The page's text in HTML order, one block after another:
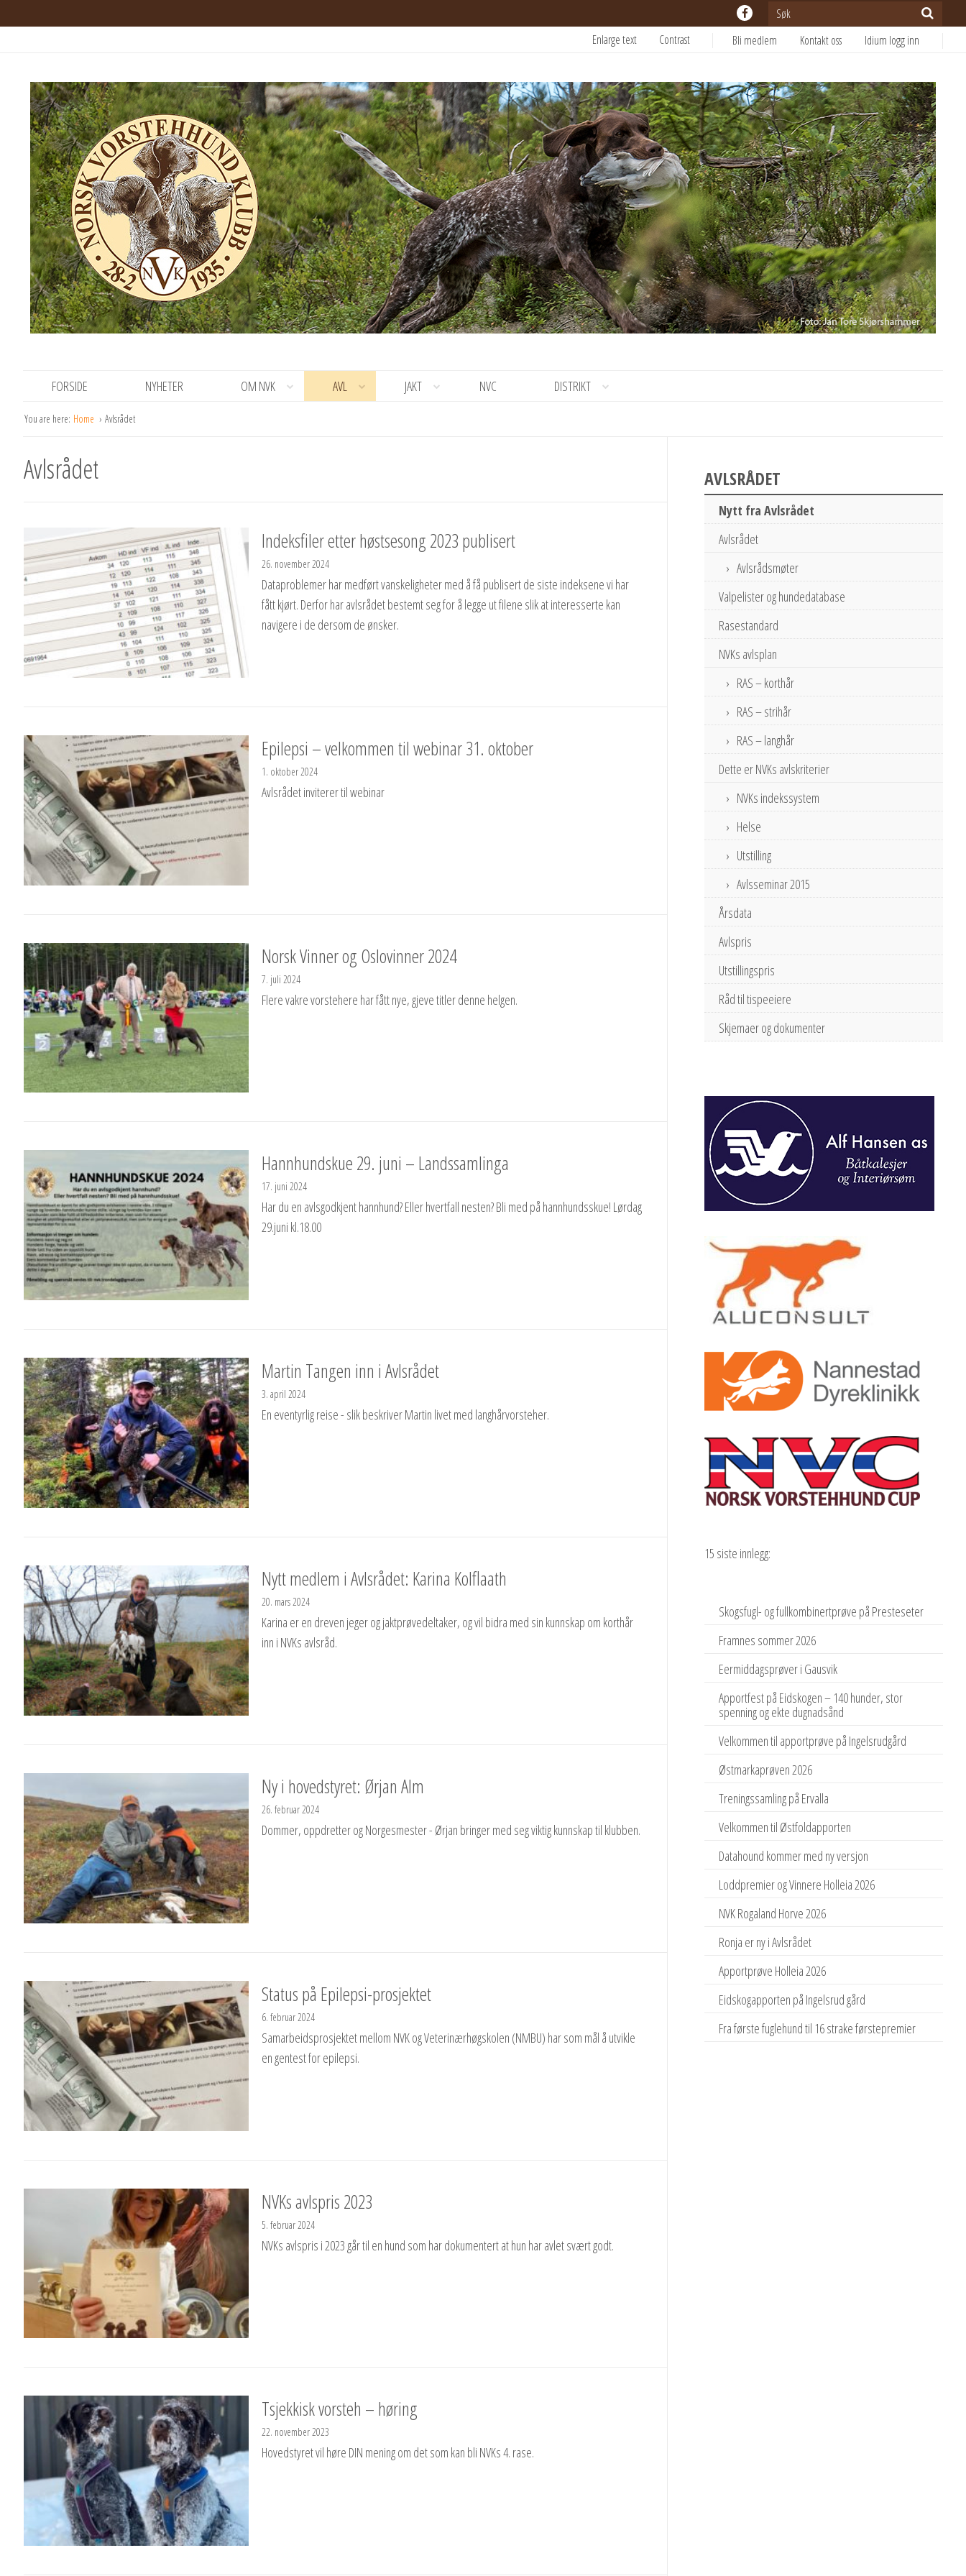
Enlarge text Contrast Bli medlem Kontakt oss Idium logg inn
FORSIDE NYHETER OM NVK AVL JAKT NVC DISTRIKT
You are here: Home Avlsrådet
Avlsrådet
Indeksfiler etter høstsesong 2023 publisert
26. november 2024
Dataproblemer har medført vanskeligheter med å få publisert de siste indeksene vi har
fått kjørt. Derfor har avlsrådet bestemt seg for å legge ut filene slik at interesserte kan
navigere i de dersom de ønsker.
Epilepsi – velkommen til webinar 31. oktober
1. oktober 2024
Avlsrådet inviterer til webinar
Norsk Vinner og Oslovinner 2024
7. juli 2024
Flere vakre vorstehere har fått nye, gjeve titler denne helgen.
Hannhundskue 29. juni – Landssamlinga
17. juni 2024
Har du en avlsgodkjent hannhund? Eller hvertfall nesten? Bli med på hannhundsskue! Lørdag
29.juni kl.18.00
Martin Tangen inn i Avlsrådet
3. april 2024
En eventyrlig reise - slik beskriver Martin livet med langhårvorsteher.
Nytt medlem i Avlsrådet: Karina Kolflaath
20. mars 2024
Karina er en dreven jeger og jaktprøvedeltaker, og vil bidra med sin kunnskap om korthår
inn i NVKs avlsråd.
Ny i hovedstyret: Ørjan Alm
26. februar 2024
Dommer, oppdretter og Norgesmester - Ørjan bringer med seg viktig kunnskap til klubben.
Status på Epilepsi-prosjektet
6. februar 2024
Samarbeidsprosjektet mellom NVK og Veterinærhøgskolen (NMBU) har som mål å utvikle
en gentest for epilepsi.
NVKs avlspris 2023
5. februar 2024
NVKs avlspris i 2023 går til en hund som har dokumentert at hun har avlet svært godt.
Tsjekkisk vorsteh – høring
22. november 2023
Hovedstyret vil høre DIN mening om det som kan bli NVKs 4. rase.
AVLSRÅDET
Nytt fra Avlsrådet
Avlsrådet
Avlsrådsmøter
Valpelister og hundedatabase
Rasestandard
NVKs avlsplan
RAS – korthår
RAS – strihår
RAS – langhår
Dette er NVKs avlskriterier
NVKs indekssystem
Helse
Utstilling
Avlsseminar 2015
Årsdata
Avlspris
Utstillingspris
Råd til tispeeiere
Skjemaer og dokumenter
15 siste innlegg:
Skogsfugl- og fullkombinertprøve på Presteseter
Framnes sommer 2026
Eermiddagsprøver i Gausvik
Apportfest på Eidskogen – 140 hunder, stor
spenning og ekte dugnadsånd
Velkommen til apportprøve på Ingelsrudgård
Østmarkaprøven 2026
Treningssamling på Ervalla
Velkommen til Østfoldapporten
Datahound kommer med ny versjon
Loddpremier og Vinnere Holleia 2026
NVK Rogaland Horve 2026
Ronja er ny i Avlsrådet
Apportprøve Holleia 2026
Eidskogapporten på Ingelsrud gård
Fra første fuglehund til 16 strake førstepremier